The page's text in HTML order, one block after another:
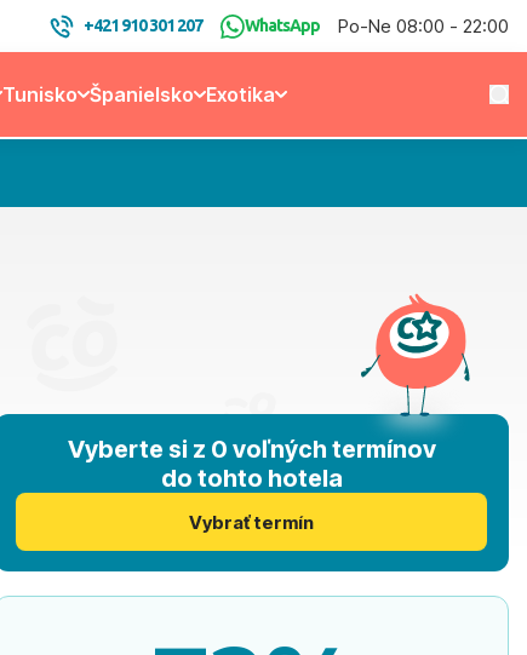
+421 910 301 207 WhatsApp Po-Ne 08:00 - 22:00
Tunisko Španielsko Exotika
Vyberte si z 0 voľných termínov
do tohto hotela
Vybrať termín